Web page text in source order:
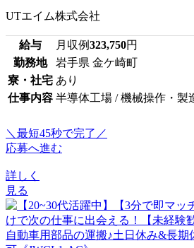
UTエイム株式会社
給与 月収例323,750円
勤務地
岩手県 金ケ崎町
寮・社宅 あり
仕事内容 半導体工場 / 機械操作・製
＼最短45秒で完了／
応募へ進む
詳しく
見る